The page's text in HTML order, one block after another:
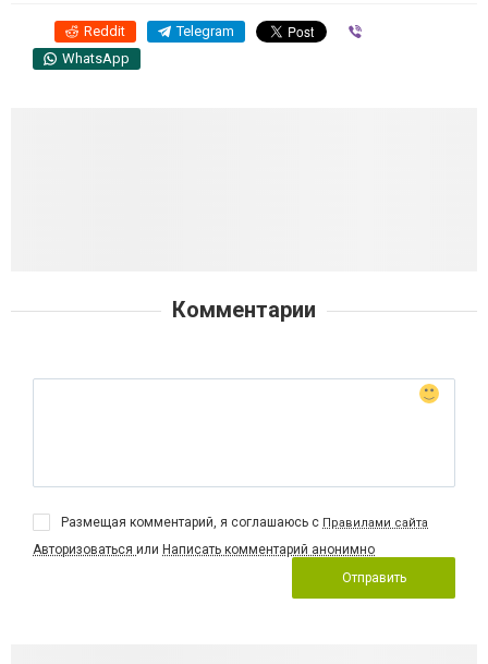
Reddit Telegram
WhatsApp
Комментарии
Размещая комментарий, я соглашаюсь с Правилами сайта
Авторизоваться или Написать комментарий анонимно
Отправить